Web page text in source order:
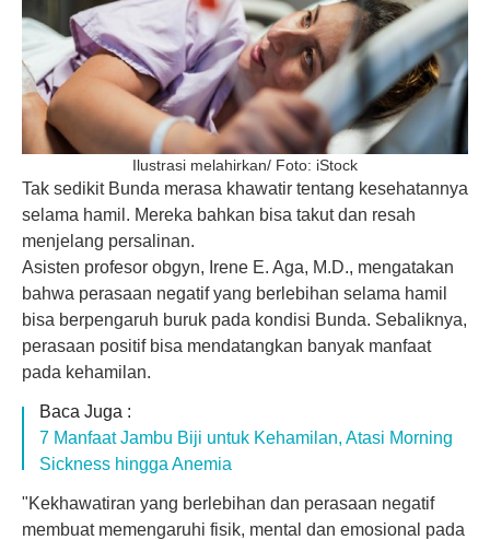
Ilustrasi melahirkan/ Foto: iStock
Tak sedikit Bunda merasa khawatir tentang kesehatannya
selama hamil. Mereka bahkan bisa takut dan resah
menjelang persalinan.
Asisten profesor obgyn, Irene E. Aga, M.D., mengatakan
bahwa perasaan negatif yang berlebihan selama hamil
bisa berpengaruh buruk pada kondisi Bunda. Sebaliknya,
perasaan positif bisa mendatangkan banyak manfaat
pada kehamilan.
Baca Juga :
7 Manfaat Jambu Biji untuk Kehamilan, Atasi Morning
Sickness hingga Anemia
"Kekhawatiran yang berlebihan dan perasaan negatif
membuat memengaruhi fisik, mental dan emosional pada